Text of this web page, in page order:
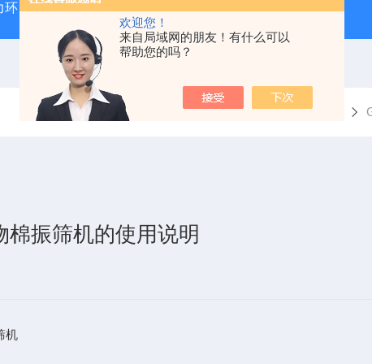
欢迎您！
来自局域网的朋友！有什么可以
帮助您的吗？
环 混凝土抗弯拉弹性模量试验装置
当前位置： 首页 技术文章
振筛机的使用说明
机